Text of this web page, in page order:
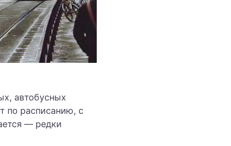
автобусных
по расписанию, с
— редки